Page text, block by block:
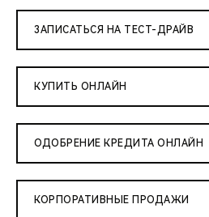
ЗАПИСАТЬСЯ НА ТЕСТ-ДРАЙВ
КУПИТЬ ОНЛАЙН
ОДОБРЕНИЕ КРЕДИТА ОНЛАЙН
КОРПОРАТИВНЫЕ ПРОДАЖИ